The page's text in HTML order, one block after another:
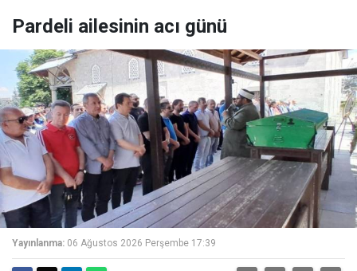
Pardeli ailesinin acı günü
Yayınlanma: 06 Ağustos 2026 Perşembe 17:39